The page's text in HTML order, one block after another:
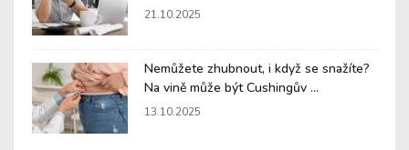
21.10.2025
Nemůžete zhubnout, i když se snažíte?
Na vině může být Cushingův ...
13.10.2025